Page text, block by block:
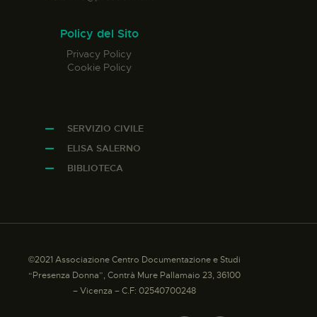
Policy del Sito
Privacy Policy
Cookie Policy
SERVIZIO CIVILE
ELISA SALERNO
BIBLIOTECA
©2021 Associazione Centro Documentazione e Studi
“Presenza Donna”, Contrà Mure Pallamaio 23, 36100
– Vicenza – C.F: 02540700248